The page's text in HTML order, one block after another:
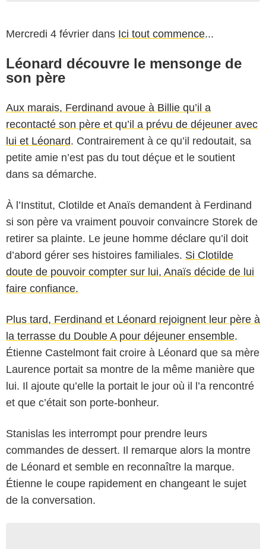
Mercredi 4 février dans Ici tout commence...
Léonard découvre le mensonge de
son père
Aux marais, Ferdinand avoue à Billie qu’il a
recontacté son père et qu’il a prévu de déjeuner avec
lui et Léonard. Contrairement à ce qu’il redoutait, sa
petite amie n’est pas du tout déçue et le soutient
dans sa démarche.
À l’Institut, Clotilde et Anaïs demandent à Ferdinand
si son père va vraiment pouvoir convaincre Storek de
retirer sa plainte. Le jeune homme déclare qu’il doit
d’abord gérer ses histoires familiales. Si Clotilde
doute de pouvoir compter sur lui, Anaïs décide de lui
faire confiance.
Plus tard, Ferdinand et Léonard rejoignent leur père à
la terrasse du Double A pour déjeuner ensemble.
Étienne Castelmont fait croire à Léonard que sa mère
Laurence portait sa montre de la même manière que
lui. Il ajoute qu’elle la portait le jour où il l’a rencontré
et que c’était son porte-bonheur.
Stanislas les interrompt pour prendre leurs
commandes de dessert. Il remarque alors la montre
de Léonard et semble en reconnaître la marque.
Étienne le coupe rapidement en changeant le sujet
de la conversation.